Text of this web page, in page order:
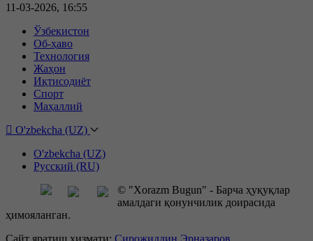
11-03-2026, 16:55
Ўзбекистон
Об-ҳаво
Технология
Жаҳон
Иқтисодиёт
Спорт
Маҳаллий
O'zbekcha (UZ)
O'zbekcha (UZ)
Русский (RU)
© "Xorazm Bugun" - Барча ҳуқуқлар
амалдаги қонунчилик доирасида
ҳимояланган.
Сайт яратиш ҳизмати: Сирожиддин Эрназаров